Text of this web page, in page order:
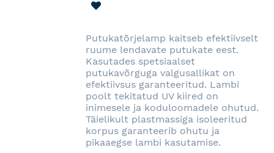
Putukatõrjelamp kaitseb efektiivselt
ruume lendavate putukate eest.
Kasutades spetsiaalset
putukavõrguga valgusallikat on
efektiivsus garanteeritud. Lambi
poolt tekitatud UV kiired on
inimesele ja koduloomadele ohutud.
Täielikult plastmassiga isoleeritud
korpus garanteerib ohutu ja
pikaaegse lambi kasutamise.